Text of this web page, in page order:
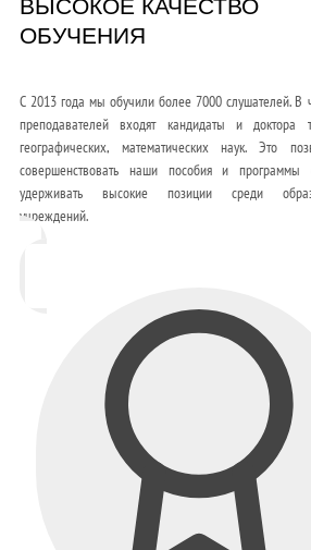
ВЫСОКОЕ КАЧЕСТВО
ОБУЧЕНИЯ
С 2013 года мы обучили более 7000 слушателей. В
преподавателей входят кандидаты и доктора
географических, математических наук. Это
совершенствовать наши пособия и программы
удерживать высокие позиции среди
учреждений.